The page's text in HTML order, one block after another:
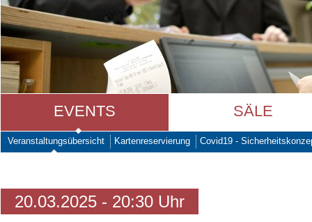
EVENTS SÄLE
Veranstaltungsübersicht Kartenreservierung Covid19 -
20.03.2025 - 20:30 Uhr